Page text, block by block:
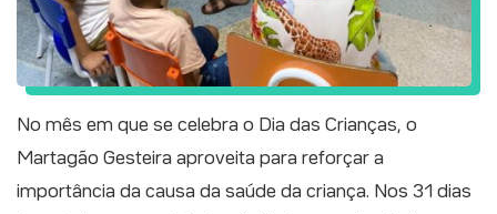
No mês em que se celebra o Dia das Crianças, o
Martagão Gesteira aproveita para reforçar a
importância da causa da saúde da criança. Nos 31 dias